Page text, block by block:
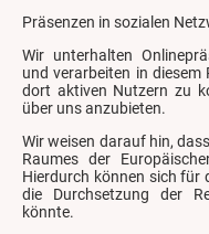
Präsenzen in sozialen
Wir unterhalten
und verarbeiten in diesem
dort aktiven Nutzern zu
über uns anzubieten.
Wir weisen darauf hin,
Raumes der
Hierdurch können sich für
die Durchsetzung der
könnte.